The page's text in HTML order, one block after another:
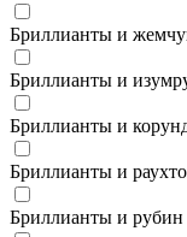
Бриллианты и
Бриллианты и
Бриллианты и
Бриллианты и
Бриллианты и рубин